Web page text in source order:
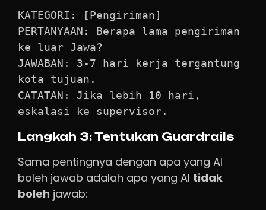
KATEGORI: [Pengiriman]
PERTANYAAN: Berapa lama pengiriman
ke luar Jawa?
JAWABAN: 3-7 hari kerja tergantung
kota tujuan.
CATATAN: Jika lebih 10 hari,
eskalasi ke supervisor.
Langkah 3: Tentukan Guardrails
Sama pentingnya dengan apa yang AI
boleh jawab adalah apa yang AI tidak
boleh jawab: